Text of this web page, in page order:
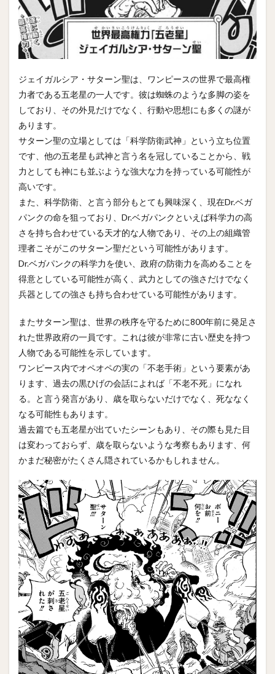
ジェイガルシア・サターン聖は、ワンピースの世界で最高権
力者である五老星の一人です。彼は蜘蛛のような多脚の姿を
しており、その外見だけでなく、行動や思想にも多くの謎が
あります。
サターン聖の立場としては「科学防衛武神」という立ち位置
です、他の五老星も武神と言う名を冠していることから、戦
力としても神にも並ぶような強大な力を持っている可能性が
高いです。
また、科学防衛、と言う部分もとても興味深く、現在Dr.ベガ
パンクの命を狙っており、Dr.ベガパンクといえば科学力の高
さを持ち合わせている天才的な人物であり、その上の組織管
理者こそがこのサターン聖だという可能性があります。
Dr.ベガパンクの科学力を使い、政府の防衛力を高めることを
得意としている可能性が高く、武力としての強さだけでなく
兵器としての強さも持ち合わせている可能性があります。
またサターン聖は、世界の秩序を守るために800年前に発足さ
れた世界政府の一員です。これは彼が非常に古い歴史を持つ
人物である可能性を示しています。
ワンピース内でオペオペの実の「不老手術」という要素があ
ります、過去の黒ひげの会話によれば「不老不死」になれ
る。と言う発言があり、歳を取らないだけでなく、死ななく
なる可能性もあります。
過去篇でも五老星が出ていたシーンもあり、その際も見た目
は変わっておらず、歳を取らないような考察もあります、何
かまだ秘密がたくさん隠されているかもしれません。